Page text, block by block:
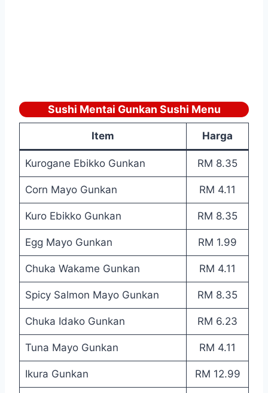
Sushi Mentai Gunkan Sushi Menu
Item Harga
Kurogane Ebikko Gunkan RM 8.35
Corn Mayo Gunkan RM 4.11
Kuro Ebikko Gunkan RM 8.35
Egg Mayo Gunkan RM 1.99
Chuka Wakame Gunkan RM 4.11
Spicy Salmon Mayo Gunkan RM 8.35
Chuka Idako Gunkan RM 6.23
Tuna Mayo Gunkan RM 4.11
Ikura Gunkan RM 12.99